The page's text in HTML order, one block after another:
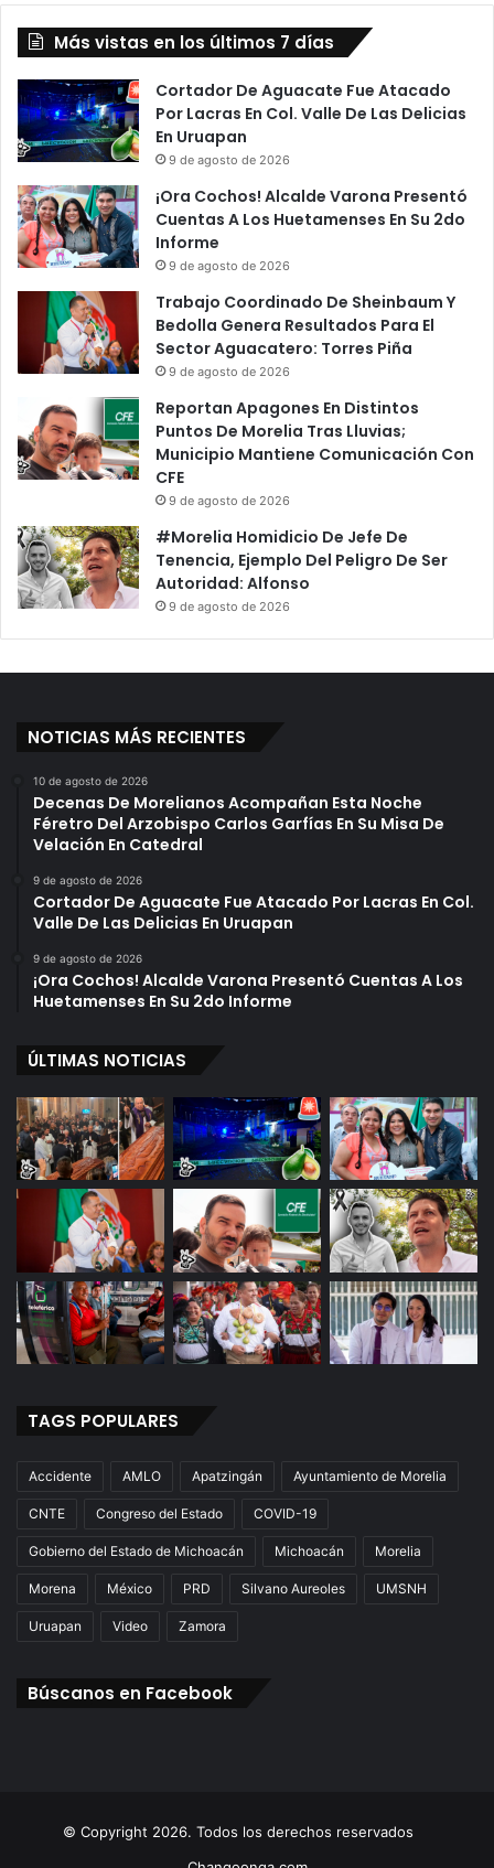
Más vistas en los últimos 7 días
Cortador De Aguacate Fue Atacado
Por Lacras En Col. Valle De Las Delicias
En Uruapan
9 de agosto de 2026
¡Ora Cochos! Alcalde Varona Presentó
Cuentas A Los Huetamenses En Su 2do
Informe
9 de agosto de 2026
Trabajo Coordinado De Sheinbaum Y
Bedolla Genera Resultados Para El
Sector Aguacatero: Torres Piña
9 de agosto de 2026
Reportan Apagones En Distintos
Puntos De Morelia Tras Lluvias;
Municipio Mantiene Comunicación Con
CFE
9 de agosto de 2026
#Morelia Homidicio De Jefe De
Tenencia, Ejemplo Del Peligro De Ser
Autoridad: Alfonso
9 de agosto de 2026
NOTICIAS MÁS RECIENTES
10 de agosto de 2026
Decenas De Morelianos Acompañan Esta Noche
Féretro Del Arzobispo Carlos Garfías En Su Misa De
Velación En Catedral
9 de agosto de 2026
Cortador De Aguacate Fue Atacado Por Lacras En Col.
Valle De Las Delicias En Uruapan
9 de agosto de 2026
¡Ora Cochos! Alcalde Varona Presentó Cuentas A Los
Huetamenses En Su 2do Informe
ÚLTIMAS NOTICIAS
TAGS POPULARES
Accidente AMLO Apatzingán Ayuntamiento de Morelia
CNTE Congreso del Estado COVID-19
Gobierno del Estado de Michoacán Michoacán Morelia
Morena México PRD Silvano Aureoles UMSNH
Uruapan Video Zamora
Búscanos en Facebook
© Copyright 2026. Todos los derechos reservados